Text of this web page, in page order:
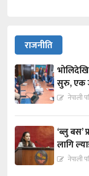
राजनीति
भोलिदेखि
सुरु, एक
नेपाली
‘ब्लु बस’
लागि
नेपाली